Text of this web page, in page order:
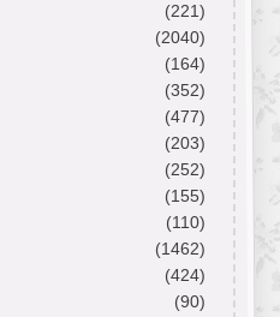
(221)
(2040)
(164)
(352)
(477)
(203)
(252)
(155)
(110)
(1462)
(424)
(90)